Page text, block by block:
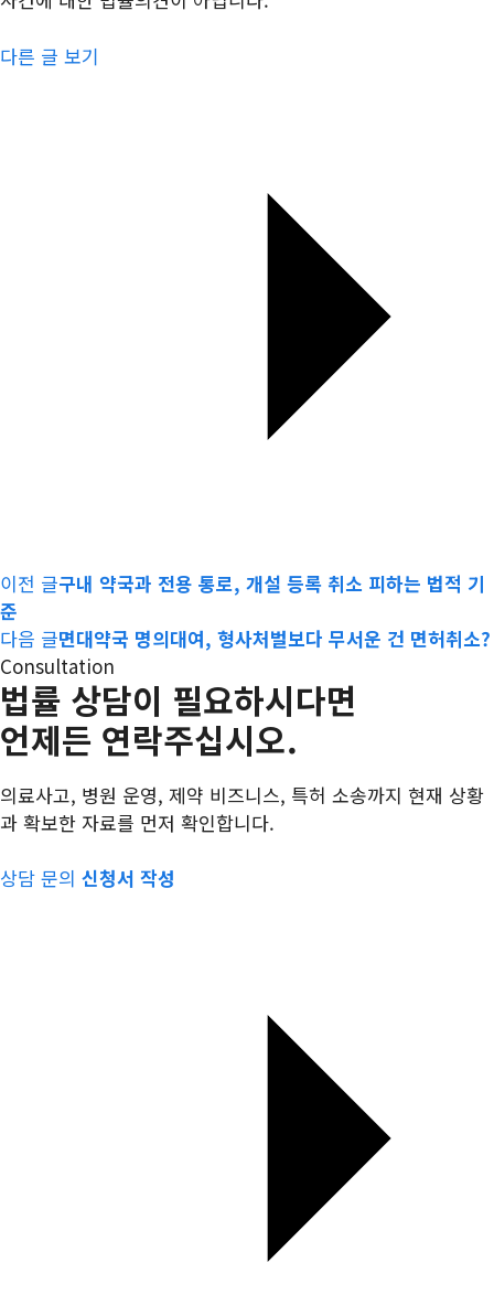
다른 글 보기
이전 글구내 약국과 전용 통로, 개설 등록 취소 피하는 법적 기
준
다음 글면대약국 명의대여, 형사처벌보다 무서운 건 면허취소?
Consultation
법률 상담이 필요하시다면
언제든 연락주십시오.
의료사고, 병원 운영, 제약 비즈니스, 특허 소송까지 현재 상황
과 확보한 자료를 먼저 확인합니다.
상담 문의 신청서 작성